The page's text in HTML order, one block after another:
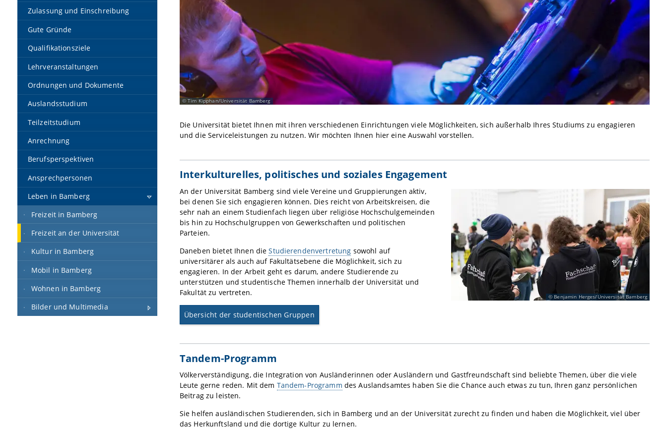
Zulassung und Einschreibung
Gute Gründe
Qualifikationsziele
Lehrveranstaltungen
Ordnungen und Dokumente
Auslandsstudium
Teilzeitstudium
Anrechnung
Berufsperspektiven
Ansprechpersonen
Leben in Bamberg
Freizeit in Bamberg
Freizeit an der Universität
Kultur in Bamberg
Mobil in Bamberg
Wohnen in Bamberg
Bilder und Multimedia
Tim Kipphan/Universität Bamberg
Die Universität bietet Ihnen mit ihren verschiedenen Einrichtungen viele Möglichkeiten, sich außerhalb Ihres Studiums zu engagieren
und die Serviceleistungen zu nutzen. Wir möchten Ihnen hier eine Auswahl vorstellen.
Interkulturelles, politisches und soziales Engagement
Benjamin Herges/Universität Bamberg
An der Universität Bamberg sind viele Vereine und Gruppierungen aktiv,
bei denen Sie sich engagieren können. Dies reicht von Arbeitskreisen, die
sehr nah an einem Studienfach liegen über religiöse Hochschulgemeinden
bis hin zu Hochschulgruppen von Gewerkschaften und politischen
Parteien.
Daneben bietet Ihnen dieStudierendenvertretung sowohl auf
universitärer als auch auf Fakultätsebene die Möglichkeit, sich zu
engagieren. In der Arbeit geht es darum, andere Studierende zu
unterstützen und studentische Themen innerhalb der Universität und
Fakultät zu vertreten.
Übersicht der studentischen Gruppen
Tandem-Programm
Völkerverständigung, die Integration von Ausländerinnen oder Ausländern und Gastfreundschaft sind beliebte Themen, über die viele
Leute gerne reden. Mit dem Tandem-Programm des Auslandsamtes haben Sie die Chance auch etwas zu tun, Ihren ganz persönlichen
Beitrag zu leisten.
Sie helfen ausländischen Studierenden, sich in Bamberg und an der Universität zurecht zu finden und haben die Möglichkeit, viel über
das Herkunftsland und die dortige Kultur zu lernen.